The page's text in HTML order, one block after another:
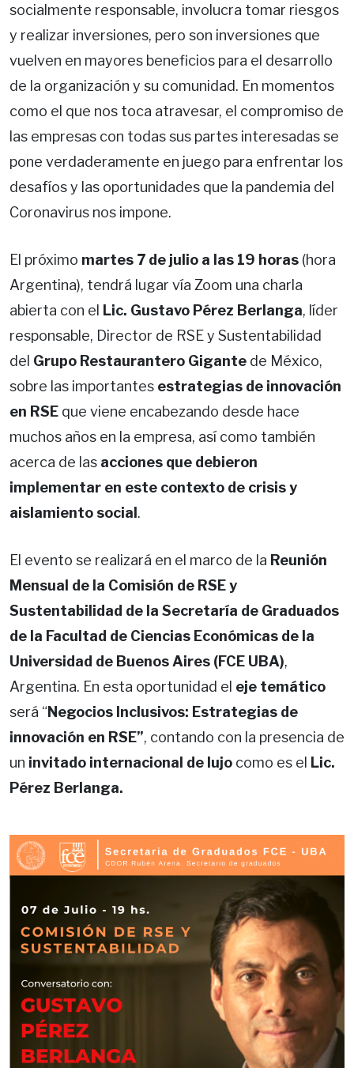
socialmente responsable, involucra tomar riesgos
y realizar inversiones, pero son inversiones que
vuelven en mayores beneficios para el desarrollo
de la organización y su comunidad. En momentos
como el que nos toca atravesar, el compromiso de
las empresas con todas sus partes interesadas se
pone verdaderamente en juego para enfrentar los
desafíos y las oportunidades que la pandemia del
Coronavirus nos impone.
El próximo martes 7 de julio a las 19 horas (hora
Argentina), tendrá lugar vía Zoom una charla
abierta con el Lic. Gustavo Pérez Berlanga, líder
responsable, Director de RSE y Sustentabilidad
del Grupo Restaurantero Gigante de México,
sobre las importantes estrategias de innovación
en RSE que viene encabezando desde hace
muchos años en la empresa, así como también
acerca de las acciones que debieron
implementar en este contexto de crisis y
aislamiento social .
El evento se realizará en el marco de la Reunión
Mensual de la Comisión de RSE y
Sustentabilidad de la Secretaría de Graduados
de la Facultad de Ciencias Económicas de la
Universidad de Buenos Aires (FCE UBA),
Argentina. En esta oportunidad el eje temático
será “Negocios Inclusivos: Estrategias de
innovación en RSE”, contando con la presencia de
un invitado internacional de lujo como es el Lic.
Pérez Berlanga.